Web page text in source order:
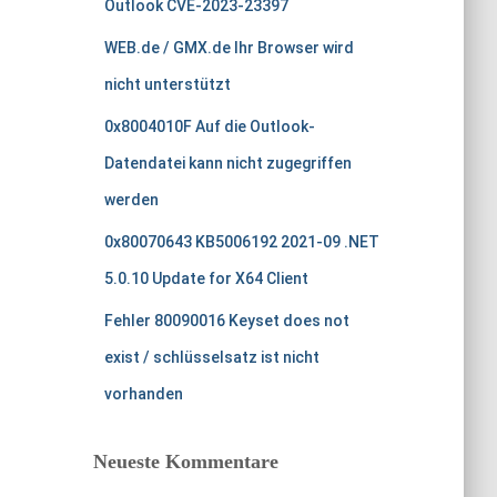
Outlook CVE-2023-23397
WEB.de / GMX.de Ihr Browser wird
nicht unterstützt
0x8004010F Auf die Outlook-
Datendatei kann nicht zugegriffen
werden
0x80070643 KB5006192 2021-09 .NET
5.0.10 Update for X64 Client
Fehler 80090016 Keyset does not
exist / schlüsselsatz ist nicht
vorhanden
Neueste Kommentare